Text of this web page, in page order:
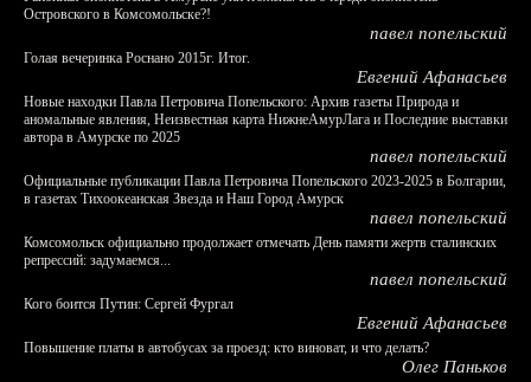
Островского в Комсомольске?!
павел попельский
Голая вечеринка Роснано 2015г. Итог.
Евгений Афанасьев
Новые находки Павла Петровича Попельского: Архив газеты Природа и
аномальные явления, Неизвестная карта НижнеАмурЛага и Последние выставки
автора в Амурске по 2025
павел попельский
Официальные публикации Павла Петровича Попельского 2023-2025 в Болгарии,
в газетах Тихоокеанская Звезда и Наш Город Амурск
павел попельский
Комсомольск официально продолжает отмечать День памяти жертв сталинских
репрессий: задумаемся...
павел попельский
Кого боится Путин: Сергей Фургал
Евгений Афанасьев
Повышение платы в автобусах за проезд: кто виноват, и что делать?
Олег Паньков